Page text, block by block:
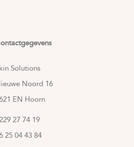
Solutions
Noord 16
EN Hoorn
27 74 19
25 04 43 84